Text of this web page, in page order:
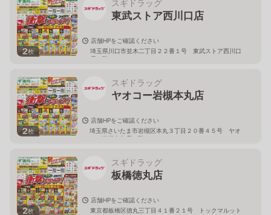
2枚
スギドラッグ
東武ストア西川口店
店舗HPをご確認ください
埼玉県川口市並木二丁目２２番１号 東武ストア西川口
店２階
2枚
スギドラッグ
ヤオコー岩槻本丸店
店舗HPをご確認ください
埼玉県さいたま市岩槻区本丸３丁目２０番４５号 ヤオ
コー岩槻本丸店２階
2枚
スギドラッグ
板橋徳丸店
店舗HPをご確認ください
東京都板橋区徳丸三丁目４１番２１号 トックマルット